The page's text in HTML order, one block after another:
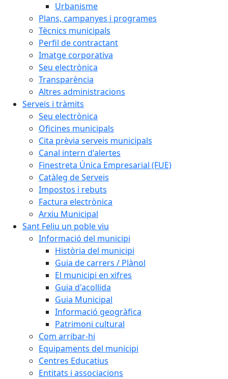
Urbanisme
Plans, campanyes i programes
Tècnics municipals
Perfil de contractant
Imatge corporativa
Seu electrònica
Transparència
Altres administracions
Serveis i tràmits
Seu electrònica
Oficines municipals
Cita prèvia serveis municipals
Canal intern d'alertes
Finestreta Única Empresarial (FUE)
Catàleg de Serveis
Impostos i rebuts
Factura electrònica
Arxiu Municipal
Sant Feliu un poble viu
Informació del municipi
Història del municipi
Guia de carrers / Plànol
El municipi en xifres
Guia d'acollida
Guia Municipal
Informació geogràfica
Patrimoni cultural
Com arribar-hi
Equipaments del municipi
Centres Educatius
Entitats i associacions